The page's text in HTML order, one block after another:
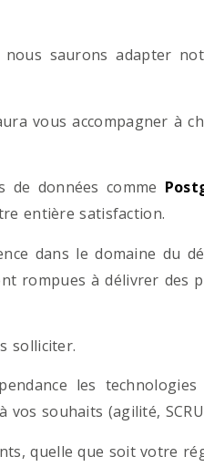
saurons adapter
vous accompagner à
de données comme
entière satisfaction.
dans le domaine du
rompues à délivrer des
solliciter.
les
souhaits (agilité,
quelle que soit votre